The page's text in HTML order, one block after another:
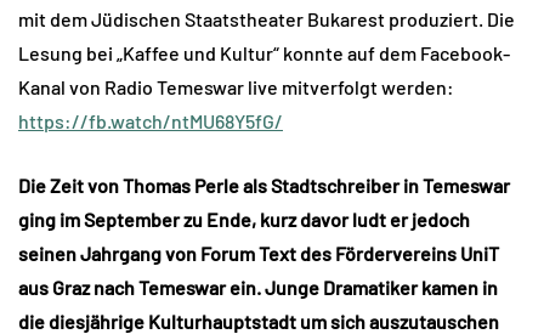
mit dem Jüdischen Staatstheater Bukarest produziert. Die
Lesung bei „Kaffee und Kultur“ konnte auf dem Facebook-
Kanal von Radio Temeswar live mitverfolgt werden:
https://fb.watch/ntMU68Y5fG/
Die Zeit von Thomas Perle als Stadtschreiber in Temeswar
ging im September zu Ende, kurz davor ludt er jedoch
seinen Jahrgang von Forum Text des Fördervereins UniT
aus Graz nach Temeswar ein. Junge Dramatiker kamen in
die diesjährige Kulturhauptstadt um sich auszutauschen